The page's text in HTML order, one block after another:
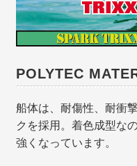
POLYTEC
船体は、耐傷性、耐衝
クを採用。着色成型な
強くなっています。